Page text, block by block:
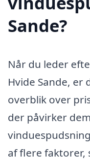
Sande?
Når du leder
Hvide Sande,
overblik over
der påvirker
af flere faktorer,